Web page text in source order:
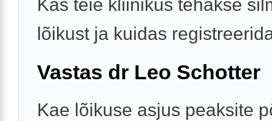
Kas teie kliinikus tehakse
lõikust ja kuidas
Vastas dr Leo Schotter
Kae lõikuse asjus peaksite